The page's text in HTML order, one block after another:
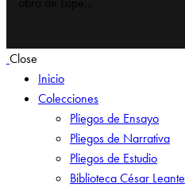
Close
Inicio
Colecciones
Pliegos de Ensayo
Pliegos de Narrativa
Pliegos de Estudio
Biblioteca César Leante